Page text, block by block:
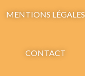
MENTIONS LÉGALES
CONTACT